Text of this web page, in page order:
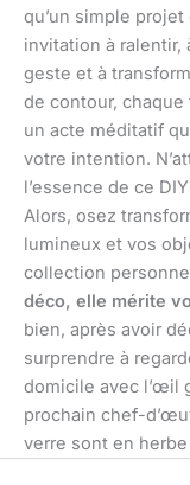
qu’un simple projet
invitation à ralentir,
geste et à
de contour,
un acte méditatif
votre intention.
l’essence de ce
Alors, osez
lumineux et vos
collection
déco, elle mérite
bien, après avoir
surprendre à
domicile avec l’œil
prochain chef-
verre sont en herbe